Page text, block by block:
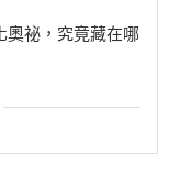
奧祕，究竟藏在哪